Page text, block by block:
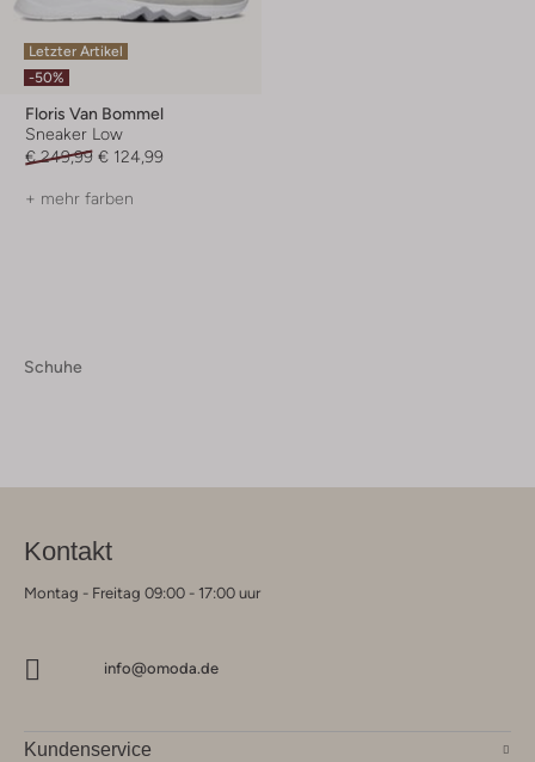
Letzter Artikel
-50%
Floris Van Bommel
Sneaker Low
€ 249,99 € 124,99
+ mehr farben
Schuhe
Kontakt
Montag - Freitag 09:00 - 17:00 uur
info@omoda.de
Kundenservice